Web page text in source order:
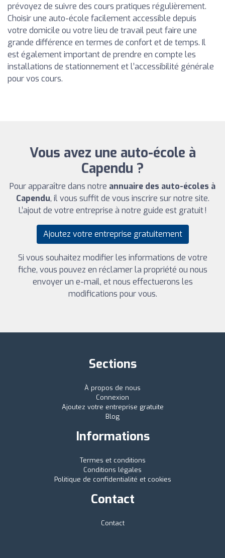
prévoyez de suivre des cours pratiques régulièrement.
Choisir une auto-école facilement accessible depuis
votre domicile ou votre lieu de travail peut faire une
grande différence en termes de confort et de temps. Il
est également important de prendre en compte les
installations de stationnement et l’accessibilité générale
pour vos cours.
Vous avez une auto-école à
Capendu ?
Pour apparaître dans notre annuaire des auto-écoles à
Capendu, il vous suffit de vous inscrire sur notre site.
L’ajout de votre entreprise à notre guide est gratuit !
Ajoutez votre entreprise gratuitement
Si vous souhaitez modifier les informations de votre
fiche, vous pouvez en réclamer la propriété ou nous
envoyer un e-mail, et nous effectuerons les
modifications pour vous.
Sections
À propos de nous
Connexion
Ajoutez votre entreprise gratuite
Blog
Informations
Termes et conditions
Conditions légales
Politique de confidentialité et cookies
Contact
Contact